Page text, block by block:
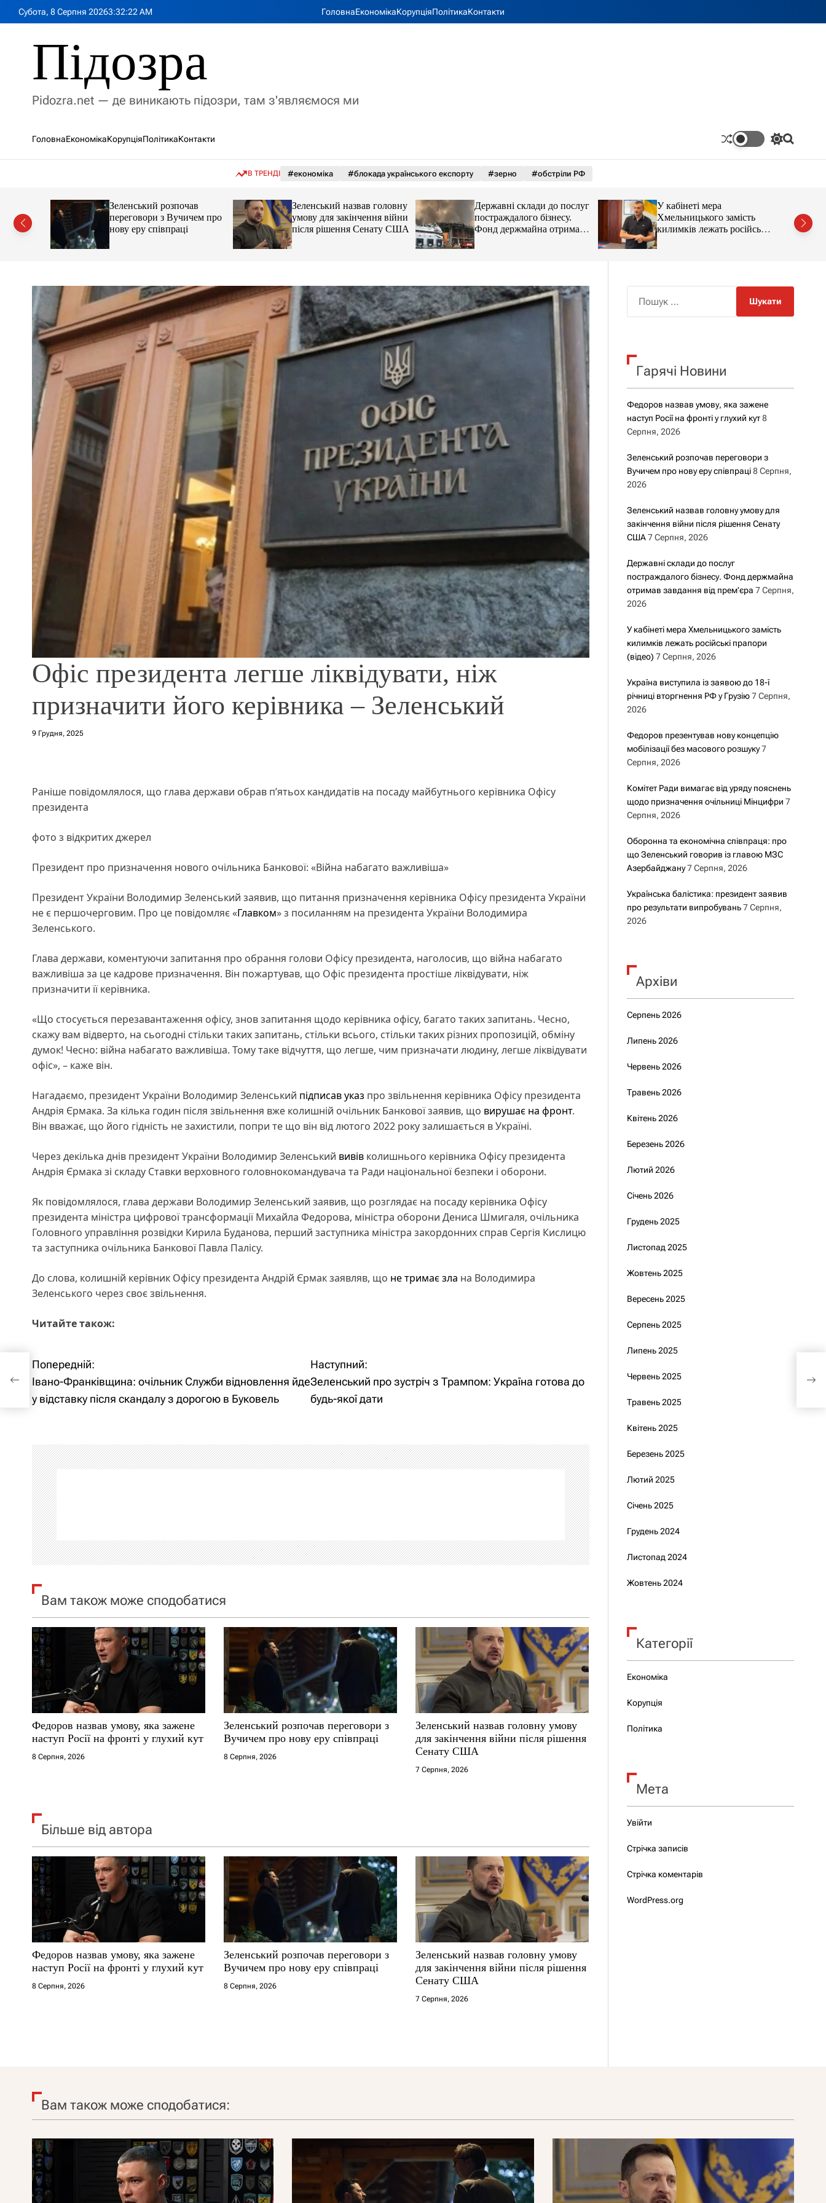
Субота, 8 Серпня 20263:32:23 AM ГоловнаЕкономікаКорупціяПолітикаКонтакти
Підозра
Pidozra.net — де виникають підозри, там з'являємося ми
ГоловнаЕкономікаКорупціяПолітикаКонтакти
П
ч
р
о
у
П
В ТРЕНДІ #економіка #блокада українського експорту #зерно #обстріли РФ
на
Зеленський розпочав
переговори з Вучичем про
нову еру співпраці
Зеленський назвав головну
умову для закінчення війни
після рішення Сенату США
Державні склади до послуг
постраждалого бізнесу.
Фонд держмайна отримав
завдання від прем’єра
У кабінеті мера
Хмельницького замість
килимків лежать російські
прапори (відео)
Офіс президента легше ліквідувати, ніж
призначити його керівника – Зеленський
9 Грудня, 2025
Раніше повідомлялося, що глава держави обрав пʼятьох кандидатів на посаду майбутнього керівника Офісу
президента
фото з відкритих джерел
Президент про призначення нового очільника Банкової: «Війна набагато важливіша»
Президент України Володимир Зеленський заявив, що питання призначення керівника Офісу президента України
не є першочерговим. Про це повідомляє «Главком» з посиланням на президента України Володимира
Зеленського.
Глава держави, коментуючи запитання про обрання голови Офісу президента, наголосив, що війна набагато
важливіша за це кадрове призначення. Він пожартував, що Офіс президента простіше ліквідувати, ніж
призначити її керівника.
«Що стосується перезавантаження офісу, знов запитання щодо керівника офісу, багато таких запитань. Чесно,
скажу вам відверто, на сьогодні стільки таких запитань, стільки всього, стільки таких різних пропозицій, обміну
думок! Чесно: війна набагато важливіша. Тому таке відчуття, що легше, чим призначати людину, легше ліквідувати
офіс», – каже він.
Нагадаємо, президент України Володимир Зеленський підписав указ про звільнення керівника Офісу президента
Андрія Єрмака. За кілька годин після звільнення вже колишній очільник Банкової заявив, що вирушає на фронт.
Він вважає, що його гідність не захистили, попри те що він від лютого 2022 року залишається в Україні.
Через декілька днів президент України Володимир Зеленський вивів колишнього керівника Офісу президента
Андрія Єрмака зі складу Ставки верховного головнокомандувача та Ради національної безпеки і оборони.
Як повідомлялося, глава держави Володимир Зеленський заявив, що розглядає на посаду керівника Офісу
президента міністра цифрової трансформації Михайла Федорова, міністра оборони Дениса Шмигаля, очільника
Головного управління розвідки Кирила Буданова, перший заступника міністра закордонних справ Сергія Кислицю
та заступника очільника Банкової Павла Палісу.
До слова, колишній керівник Офісу президента Андрій Єрмак заявляв, що не тримає зла на Володимира
Зеленського через своє звільнення.
Читайте також:
Н
а
і
г
а
ц
і
я
а
п
с
і
в
Попередній:
Івано-Франківщина: очільник Служби відновлення йде
у відставку після скандалу з дорогою в Буковель
Наступний:
Зеленський про зустріч з Трампом: Україна готова до
будь-якої дати
Вам також може сподобатися
Федоров назвав умову, яка зажене
наступ Росії на фронті у глухий кут
8 Серпня, 2026
Зеленський розпочав переговори з
Вучичем про нову еру співпраці
8 Серпня, 2026
Зеленський назвав головну умову
для закінчення війни після рішення
Сенату США
7 Серпня, 2026
Більше від автора
Федоров назвав умову, яка зажене
наступ Росії на фронті у глухий кут
8 Серпня, 2026
Зеленський розпочав переговори з
Вучичем про нову еру співпраці
8 Серпня, 2026
Зеленський назвав головну умову
для закінчення війни після рішення
Сенату США
7 Серпня, 2026
к
Гарячі Новини
Федоров назвав умову, яка зажене
наступ Росії на фронті у глухий кут 8
Серпня, 2026
Зеленський розпочав переговори з
Вучичем про нову еру співпраці 8 Серпня,
2026
Зеленський назвав головну умову для
закінчення війни після рішення Сенату
США 7 Серпня, 2026
Державні склади до послуг
постраждалого бізнесу. Фонд держмайна
отримав завдання від прем’єра 7 Серпня,
2026
У кабінеті мера Хмельницького замість
килимків лежать російські прапори
(відео) 7 Серпня, 2026
Україна виступила із заявою до 18-ї
річниці вторгнення РФ у Грузію 7 Серпня,
2026
Федоров презентував нову концепцію
мобілізації без масового розшуку 7
Серпня, 2026
Комітет Ради вимагає від уряду пояснень
щодо призначення очільниці Мінцифри 7
Серпня, 2026
Оборонна та економічна співпраця: про
що Зеленський говорив із главою МЗС
Азербайджану 7 Серпня, 2026
Українська балістика: президент заявив
про результати випробувань 7 Серпня,
2026
Архіви
Серпень 2026
Липень 2026
Червень 2026
Травень 2026
Квітень 2026
Березень 2026
Лютий 2026
Січень 2026
Грудень 2025
Листопад 2025
Жовтень 2025
Вересень 2025
Серпень 2025
Липень 2025
Червень 2025
Травень 2025
Квітень 2025
Березень 2025
Лютий 2025
Січень 2025
Грудень 2024
Листопад 2024
Жовтень 2024
Категорії
Економіка
Корупція
Політика
Мета
Увійти
Стрічка записів
Стрічка коментарів
WordPress.org
Вам також може сподобатися: